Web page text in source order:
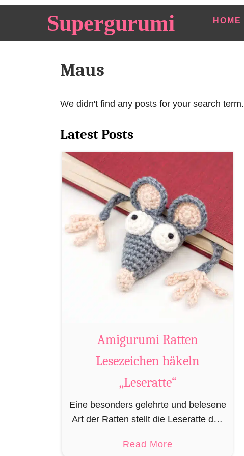
i
HOME
Supergurumi
Maus
We didn't find any posts for your search term.
Latest Posts
Amigurumi Ratten
Lesezeichen häkeln
„Leseratte“
Eine besonders gelehrte und belesene
Art der Ratten stellt die Leseratte dar.
und/oder privaten Bücherregalen
Read Morea